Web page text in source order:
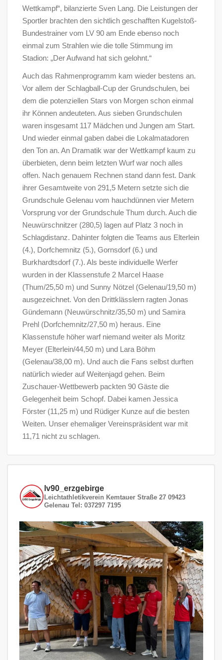
Wettkampf“, bilanzierte Sven Lang. Die Leistungen der
Sportler brachten den sichtlich geschafften Kugelstoß-
Bundestrainer vom LV 90 am Ende ebenso noch
einmal zum Strahlen wie die tolle Stimmung im
Stadion: „Der Aufwand hat sich gelohnt.“
Auch das Rahmenprogramm kam wieder bestens an.
Vor allem der Schlagball-Cup der Grundschulen, bei
dem die potenziellen Stars von Morgen schon einmal
ihr Können andeuteten. Aus sieben Grundschulen
waren insgesamt 117 Mädchen und Jungen am Start.
Und wieder einmal gaben dabei die Lokalmatadoren
den Ton an. An Dramatik war der Wettkampf kaum zu
überbieten, denn beim letzten Wurf war noch alles
offen. Nach genauem Rechnen stand dann fest. Dank
ihrer Gesamtweite von 291,5 Metern setzte sich die
Grundschule Gelenau vom hauchdünnen vier Metern
Vorsprung vor der Grundschule Thum durch. Auch die
Neuwürschnitzer (280,5) lagen auf Platz 3 noch in
Schlagdistanz. Dahinter folgten die Teams aus Elterlein
(4.), Dorfchemnitz (5.), Gornsdorf (6.) und
Burkhardtsdorf (7.). Als beste individuelle Werfer
wurden in der Klassenstufe 2 Marcel Haase
(Thum/25,50 m) und Sunny Nötzel (Gelenau/19,50 m)
ausgezeichnet. Von den Drittklässlern ragten Jonas
Gündemann (Neuwürschnitz/35,50 m) und Samira
Prehl (Dorfchemnitz/27,50 m) heraus. Eine
Klassenstufe höher warf niemand weiter als Moritz
Meyer (Elterlein/44,50 m) und Lara Böhm
(Gelenau/38,00 m). Und auch die Fans selbst durften
natürlich wieder auf Weitenjagd gehen. Beim
Zuschauer-Wettbewerb packten 90 Gäste die
Gelegenheit beim Schopf. Dabei kamen Jessica
Förster (11,25 m) und Rüdiger Kunze auf die besten
Weiten. Unser ehemaliger Vereinspräsident war mit
11,71 nicht zu schlagen.
lv90_erzgebirge
Leichtathletikverein Kemtauer Straße 27 09423
Gelenau Tel: 037297 7195